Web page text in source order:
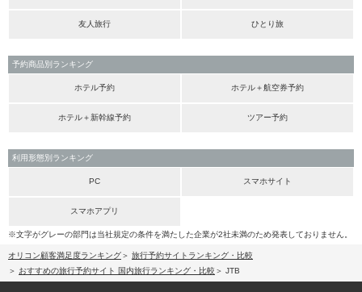
友人旅行 ひとり旅
予約商品別ランキング
ホテル予約 ホテル＋航空券予約
ホテル＋新幹線予約 ツアー予約
利用形態別ランキング
PC スマホサイト
スマホアプリ
※文字がグレーの部門は当社規定の条件を満たした企業が2社未満のため発表しておりません。
オリコン顧客満足度ランキング
旅行予約サイトランキング・比較
おすすめの旅行予約サイト 国内旅行ランキング・比較
JTB